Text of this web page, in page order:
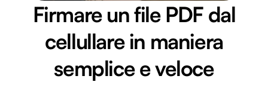
Firmare un file PDF dal
cellullare in maniera
semplice e veloce